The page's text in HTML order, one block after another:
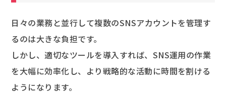
日々の業務と並行して複数のSNSアカウントを管理す
るのは大きな負担です。
しかし、適切なツールを導入すれば、SNS運用の作業
を大幅に効率化し、より戦略的な活動に時間を割ける
ようになります。